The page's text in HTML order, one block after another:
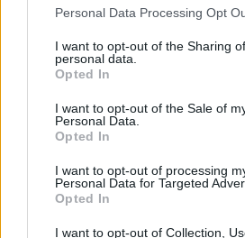
Personal Data Processing Opt
I want to opt-out of the Sharing
personal data.
Opted In
I want to opt-out of the Sale of
Personal Data.
Opted In
I want to opt-out of processing
Personal Data for Targeted
Opted In
I want to opt-out of Collection,
Zpravodajství